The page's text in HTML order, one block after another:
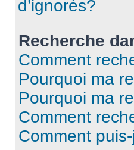
d’ignorés?
Recherche
Comment
Pourquoi ma
Pourquoi ma
Comment
Comment